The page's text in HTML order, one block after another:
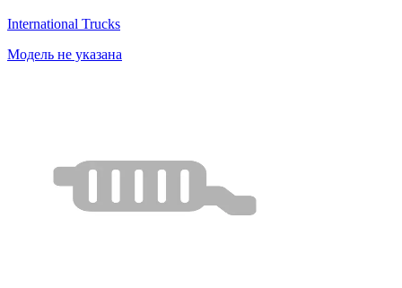
International Trucks
Модель не указана